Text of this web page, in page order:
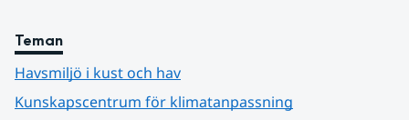
Teman
Havsmiljö i kust och hav
Kunskapscentrum för klimatanpassning